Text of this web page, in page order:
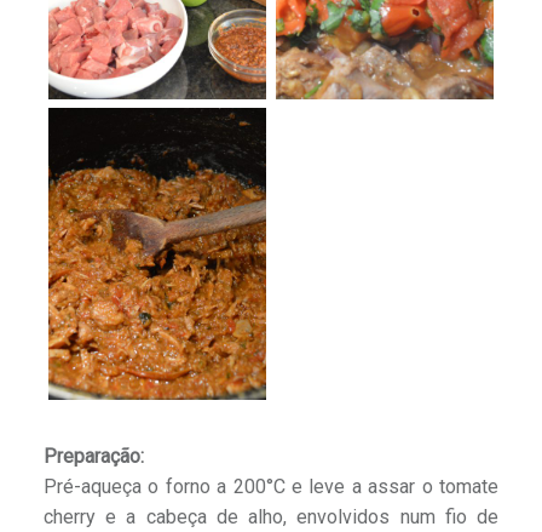
Preparação:
Pré-aqueça o forno a 200°C e leve a assar o tomate
cherry e a cabeça de alho, envolvidos num fio de